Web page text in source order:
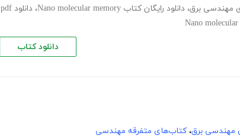
مهندسی برق، دانلود رایگان کتاب Nano molecular memory ،
دانلود pdf
دانلود کتاب
مهندسی برق، کتاب‌های متفرقه مهندسی